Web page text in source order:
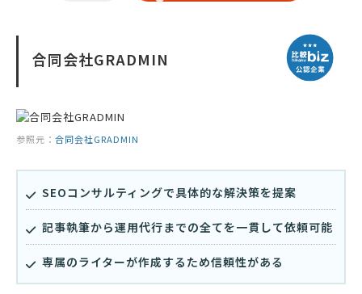
合同会社GRADMIN
参照元： 合同会社GRADMIN
SEOコンサルティングで具体的な解決策を提案
記事執筆から運用代行までの全てを一貫して依頼可能
専属のライターが作成するため信頼性がある